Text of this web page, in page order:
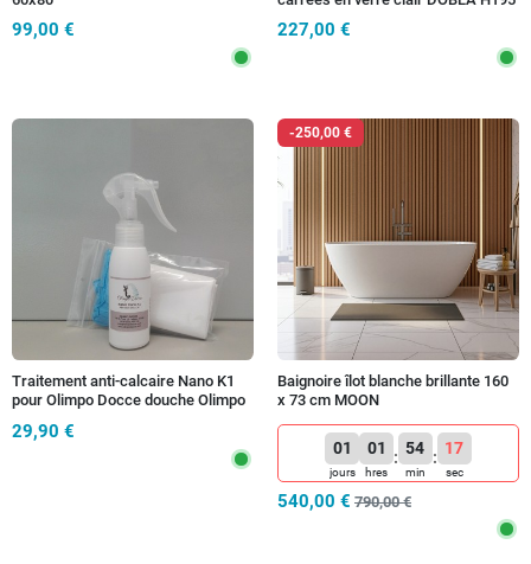
99,00 € 227,00 €
Traitement anti-calcaire Nano K1
pour Olimpo Docce douche Olimpo
29,90 €
-250,00 €
Baignoire îlot blanche brillante 160
x 73 cm MOON
01
jours
01
hres
: 54
min
: 14
sec
540,00 € 790,00 €